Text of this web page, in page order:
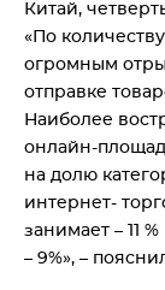
Китай,
«По
огромным
отправке
Наиболее
онлайн-
на долю
интернет-
занимает – 11
– 9%», –